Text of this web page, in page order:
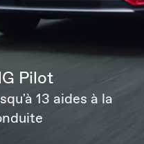
Pilot
13 aides à la